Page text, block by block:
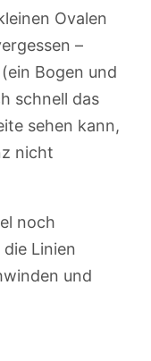
Ovalen
–
Bogen und
schnell das
sehen kann,
nicht
noch
Linien
und